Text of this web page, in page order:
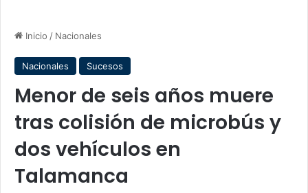
Inicio / Nacionales
Nacionales Sucesos
Menor de seis años muere
tras colisión de microbús y
dos vehículos en
Talamanca